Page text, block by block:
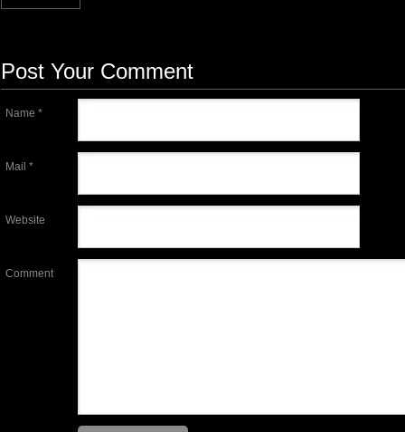
Post Your Comment
Name *
Mail *
Website
Comment